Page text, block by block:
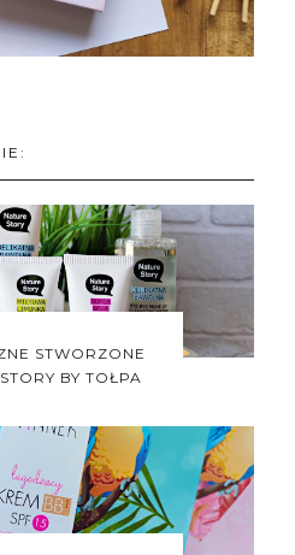
STWORZONE
BY TOŁPA